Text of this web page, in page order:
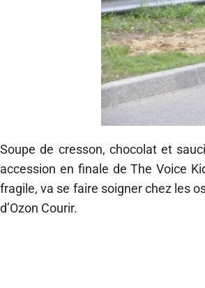
Soupe de cresson, chocolat et
accession en finale de The Voice
fragile, va se faire soigner chez les
d’Ozon Courir.